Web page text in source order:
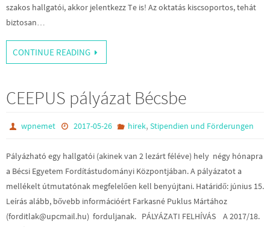
szakos hallgatói, akkor jelentkezz Te is! Az oktatás kiscsoportos, tehát
biztosan…
CONTINUE READING
CEEPUS pályázat Bécsbe
wpnemet 2017-05-26 hirek, Stipendien und Förderungen
Pályázható egy hallgatói (akinek van 2 lezárt féléve) hely négy hónapra
a Bécsi Egyetem Fordítástudományi Központjában. A pályázatot a
mellékelt útmutatónak megfelelően kell benyújtani. Határidő: június 15.
Leírás alább, bővebb információért Farkasné Puklus Mártához
(forditlak@upcmail.hu) forduljanak. PÁLYÁZATI FELHÍVÁS A 2017/18.